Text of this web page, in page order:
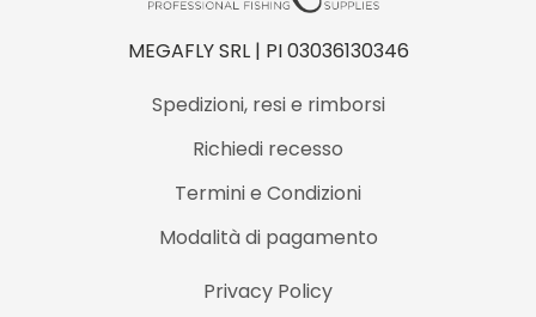
MEGAFLY SRL | PI 03036130346
Spedizioni, resi e rimborsi
Richiedi recesso
Termini e Condizioni
Modalità di pagamento
Privacy Policy